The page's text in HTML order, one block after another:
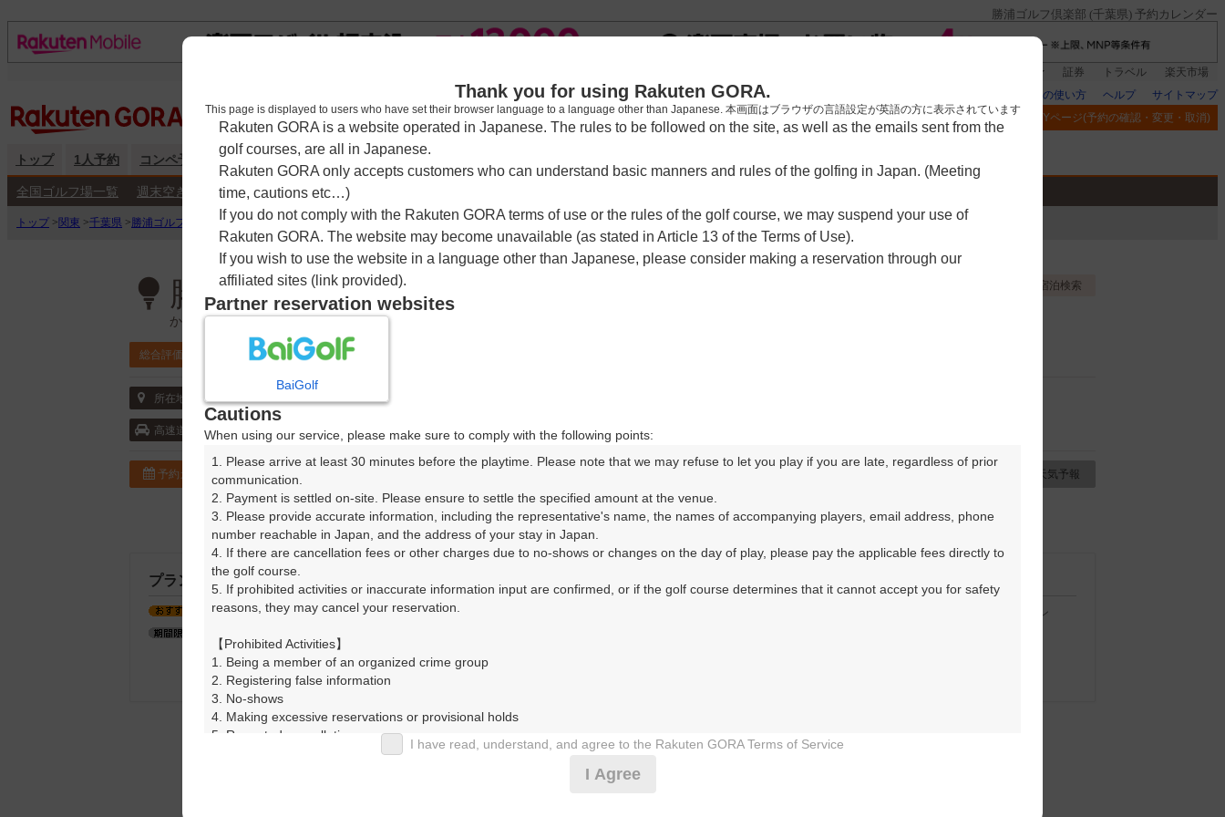
勝浦ゴルフ倶楽部 (千葉県) 予約カレンダー
証券 トラベル
楽天市場
楽天GORAの使い方
ヘルプ
サイトマップ
閲覧履歴
お気に入り MYページ(予約の確認・変更・取消)
トップ 1人予約 コンペ予約 海外予約 キャンペーン
全国ゴルフ場一覧 週末空き枠検索 平日空き枠検索
トップ > 関東 >千葉県 > 勝浦ゴルフ倶楽部 > 予約カレンダー
勝浦ゴルフ倶楽部
かつうらごるふくらぶ
宿泊検索
総合評価 4.1 チェックイン利用可
所在地 〒299-5202 千葉県 勝浦市市野川628-1
高速道 首都圏中央連絡自動車道・市原鶴舞 25km以内
予約カレンダー 天気予報
申し訳ございませんが、現在公開中の枠が無いか、売り切れたため予約できません。
プランタイプ説明
楽天GORAがおすすめするプラン！
:予約受付期間限定のお得プラン
Thank you for using Rakuten GORA.
This page is displayed to users who have set their browser language to a language other than Japanese. 本画面はブラウザの言語設定が英語の方に表示されています
Rakuten GORA is a website operated in Japanese. The rules to be followed on the site, as well as the emails sent from the
golf courses, are all in Japanese.
Rakuten GORA only accepts customers who can understand basic manners and rules of the golfing in Japan. (Meeting
time, cautions etc…)
If you do not comply with the Rakuten GORA terms of use or the rules of the golf course, we may suspend your use of
Rakuten GORA. The website may become unavailable (as stated in Article 13 of the Terms of Use).
If you wish to use the website in a language other than Japanese, please consider making a reservation through our
affiliated sites (link provided).
Partner reservation websites
BaiGolf
Cautions
When using our service, please make sure to comply with the following points:
1. Please arrive at least 30 minutes before the playtime. Please note that we may refuse to let you play if you are late, regardless of prior
communication.
2. Payment is settled on-site. Please ensure to settle the specified amount at the venue.
3. Please provide accurate information, including the representative's name, the names of accompanying players, email address, phone
number reachable in Japan, and the address of your stay in Japan.
4. If there are cancellation fees or other charges due to no-shows or changes on the day of play, please pay the applicable fees directly to
the golf course.
5. If prohibited activities or inaccurate information input are confirmed, or if the golf course determines that it cannot accept you for safety
reasons, they may cancel your reservation.
【Prohibited Activities】
1. Being a member of an organized crime group
2. Registering false information
3. No-shows
4. Making excessive reservations or provisional holds
5. Repeated cancellations
6. Violating laws and regulations
7. Causing inconvenience to others during play (e.g., delaying play, ignoring rules, manners, or warnings)
I have read, understand, and agree to the Rakuten GORA Terms of Service
I Agree